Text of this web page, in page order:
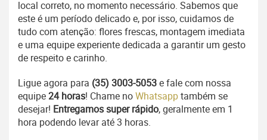
local correto, no momento necessário. Sabemos que
este é um período delicado e, por isso, cuidamos de
tudo com atenção: flores frescas, montagem imediata
e uma equipe experiente dedicada a garantir um gesto
de respeito e carinho.
Ligue agora para (35) 3003-5053e fale com nossa
equipe24 horas! Chame noWhatsapptambém se
desejar! Entregamos super rápido, geralmente em 1
hora podendo levar até 3 horas.